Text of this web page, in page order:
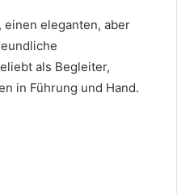
einen eleganten, aber
als Begleiter,
in Führung und Hand.